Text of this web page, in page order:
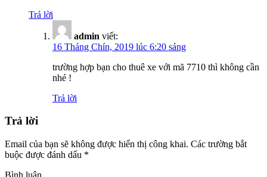
Trả lời
admin viết:
16 Tháng Chín, 2019 lúc 6:20 sáng
trường hợp bạn cho thuê xe với mã 7710 thì không cần
nhé !
Trả lời
Trả lời
Email của bạn sẽ không được hiển thị công khai. Các trường bắt
buộc được đánh dấu *